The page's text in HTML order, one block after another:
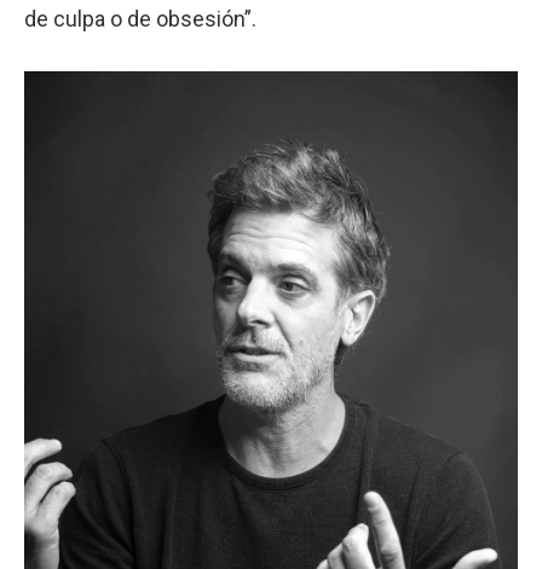
de culpa o de obsesión”.